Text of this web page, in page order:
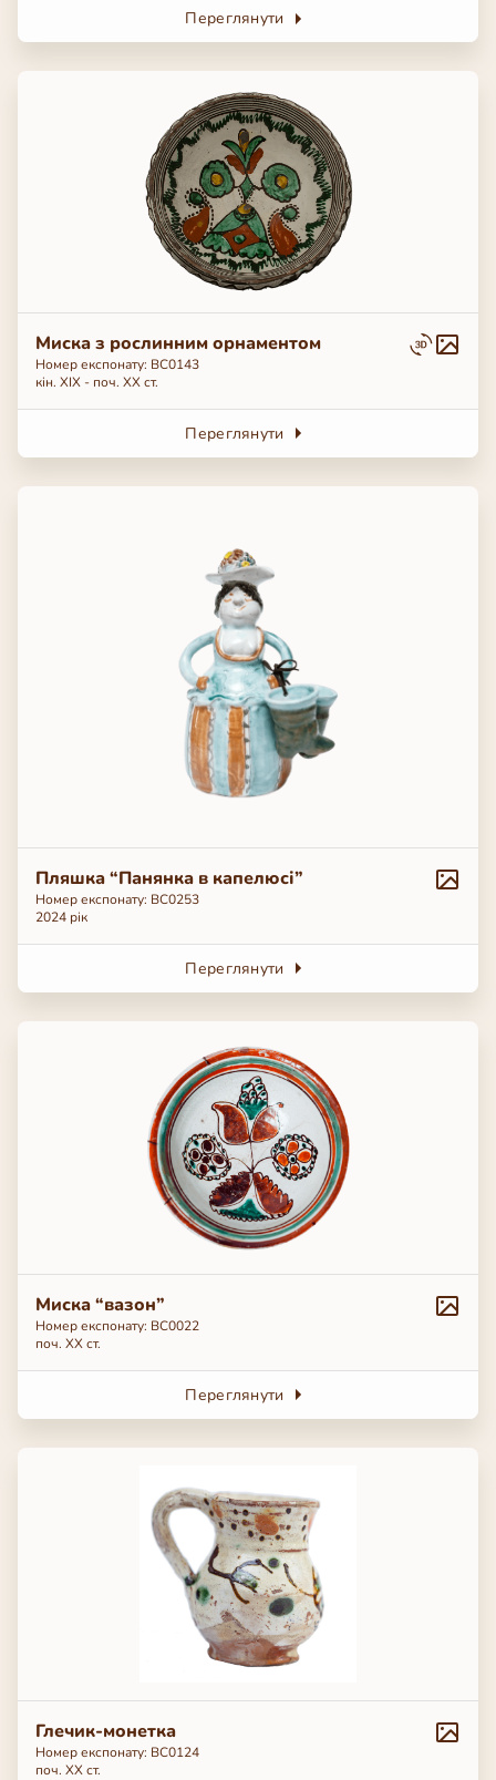
Переглянути
Миска з рослинним орнаментом
Номер експонату: ВС0143
кін. ХІХ - поч. ХХ ст.
Переглянути
Пляшка “Панянка в капелюсі”
Номер експонату: ВС0253
2024 рік
Переглянути
Миска “вазон”
Номер експонату: ВС0022
поч. ХХ ст.
Переглянути
Глечик-монетка
Номер експонату: ВС0124
поч. ХХ ст.